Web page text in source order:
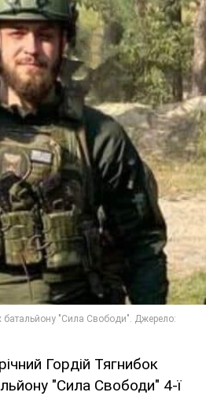
Гордій Тягнибок
"Сила Свободи" 4-ї